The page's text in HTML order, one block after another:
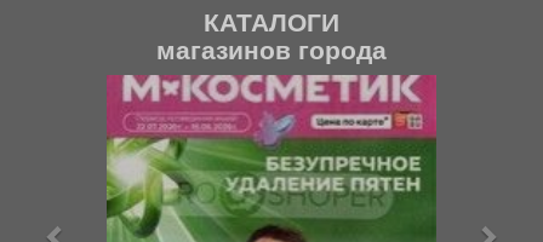
КАТАЛОГИ
магазинов города